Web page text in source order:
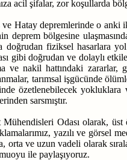
acil şifalar, zor koşullarda
ve Hatay depremlerinde o anki
deprem bölgesine
doğrudan fiziksel hasarlara
gibi doğrudan ve dolaylı
ve nakil hattındaki zararlar,
tarımsal işgücünde
özetlenebilecek
sarsmıştır.
Odası olarak, üst
yazılı ve
orta ve uzun vadeli olarak
ile paylaşıyoruz.